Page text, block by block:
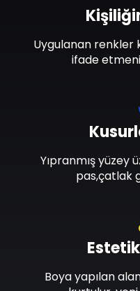
Boya yapılan
Yıpranmış yüzey
pas,çatlak
Uygulanan renkler
ifade